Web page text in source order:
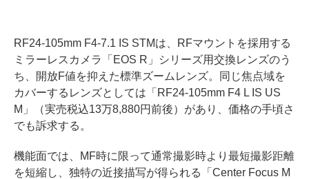
RF24-105mm F4-7.1 IS STMは、RFマウントを採用する
ミラーレスカメラ「EOS R」シリーズ用交換レンズのう
ち、開放F値を抑えた標準ズームレンズ。同じ焦点域を
カバーするレンズとしては「RF24-105mm F4 L IS US
M」（実売税込13万8,880円前後）があり、価格の手頃さ
でも訴求する。
機能面では、MF時に限って通常撮影時より最短撮影距離
を短縮し、独特の近接描写が得られる「Center Focus M